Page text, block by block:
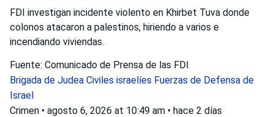
FDI investigan incidente violento en Khirbet Tuva donde
colonos atacaron a palestinos, hiriendo a varios e
incendiando viviendas.
Fuente: Comunicado de Prensa de las FDI
Brigada de Judea Civiles israelíes Fuerzas de Defensa de
Israel
Crimen • agosto 6, 2026 at 10:49 am • hace 2 días